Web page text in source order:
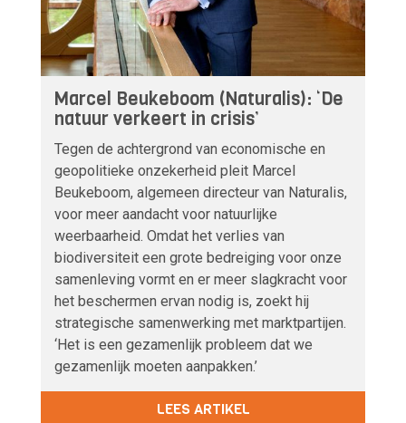
Marcel Beukeboom (Naturalis): ‘De
natuur verkeert in crisis’
Tegen de achtergrond van economische en
geopolitieke onzekerheid pleit Marcel
Beukeboom, algemeen directeur van Naturalis,
voor meer aandacht voor natuurlijke
weerbaarheid. Omdat het verlies van
biodiversiteit een grote bedreiging voor onze
samenleving vormt en er meer slagkracht voor
het beschermen ervan nodig is, zoekt hij
strategische samenwerking met marktpartijen.
‘Het is een gezamenlijk probleem dat we
gezamenlijk moeten aanpakken.’
LEES ARTIKEL